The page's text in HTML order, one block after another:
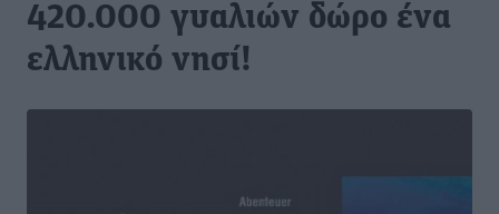
420.000 γυαλιών δώρο ένα
ελληνικό νησί!